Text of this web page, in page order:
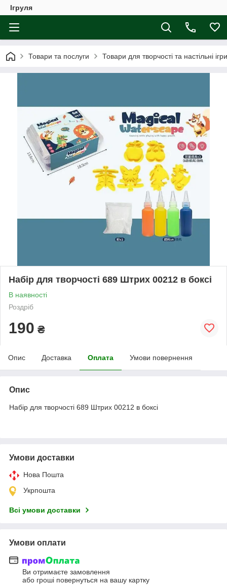
Ігруля
Товари та послуги Товари для творчості та настільні ігри
Набір для творчості 689 Штрих 00212 в боксі
В наявності
Роздріб
190 ₴
Опис Доставка Оплата Умови повернення
Опис
Набір для творчості 689 Штрих 00212 в боксі
Умови доставки
Нова Пошта
Укрпошта
Всі умови доставки
Умови оплати
Ви отримаєте замовлення
або гроші повернуться на вашу картку